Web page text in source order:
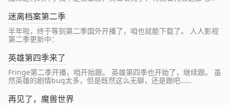
迷离档案第二季
半年啦，终于等到第二季国外开播了，咱也就能下载了。 人人影视
第二季更新中：
英雄第四季来了
Fringe第二季开播，咱开始跟。 英雄第四季也开始了，继续跟。 虽
然英雄的剧情bug太多，但是既然这么无聊，还是跟吧……
再见了，魔兽世界